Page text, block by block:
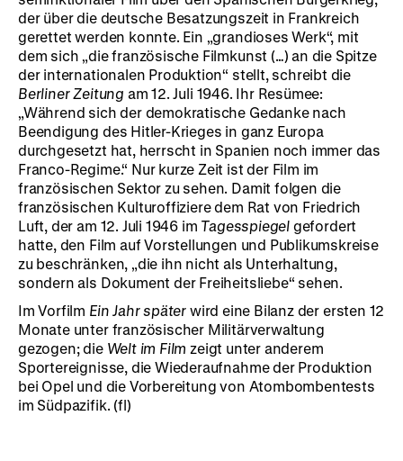
der über die deutsche Besatzungszeit in Frankreich
gerettet werden konnte. Ein „grandioses Werk“, mit
dem sich „die französische Filmkunst (…) an die Spitze
der internationalen Produktion“ stellt, schreibt die
Berliner Zeitung am 12. Juli 1946. Ihr Resümee:
„Während sich der demokratische Gedanke nach
Beendigung des Hitler-Krieges in ganz Europa
durchgesetzt hat, herrscht in Spanien noch immer das
Franco-Regime.“ Nur kurze Zeit ist der Film im
französischen Sektor zu sehen. Damit folgen die
französischen Kulturoffiziere dem Rat von Friedrich
Luft, der am 12. Juli 1946 im Tagesspiegel gefordert
hatte, den Film auf Vorstellungen und Publikumskreise
zu beschränken, „die ihn nicht als Unterhaltung,
sondern als Dokument der Freiheitsliebe“ sehen.
Im Vorfilm Ein Jahr später wird eine Bilanz der ersten 12
Monate unter französischer Militärverwaltung
gezogen; die Welt im Film zeigt unter anderem
Sportereignisse, die Wiederaufnahme der Produktion
bei Opel und die Vorbereitung von Atombombentests
im Südpazifik. (fl)